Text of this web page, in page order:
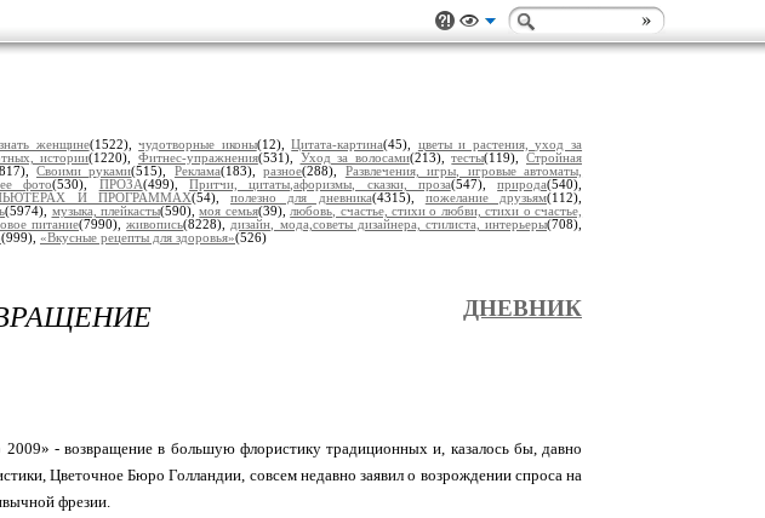
женщине(1522),чудотворные иконы(12),Цитата-картина(45), цветы и растения, уход за
истории(1220), Фитнес-упражнения(531), Уход за волосами(213),тесты(119), Стройная
Своими руками(515), Реклама(183),разное(288), Развлечения, игры, игровые автоматы,
фото(530), ПРОЗА(499), Притчи, цитаты,афоризмы, сказки, проза(547),природа(540),
И ПРОГРАММАХ(54), полезно для дневника(4315), пожелание друзьям(112),
(5974), музыка, плейкасты(590),моя семья(39), любовь, счастье, стихи о любви, стихи о счастье,
питание(7990),живопись(8228), дизайн, мода,советы дизайнера, стилиста, интерьеры(708),
(999), «Вкусные рецепты для здоровья»(526)
ДНЕВНИК
- возвращение в большую флористику традиционных и, казалось бы, давно
Цветочное Бюро Голландии, совсем недавно заявил о возрождении спроса на
фрезии.